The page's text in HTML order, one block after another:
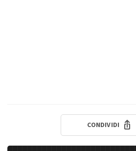
CONDIVIDI